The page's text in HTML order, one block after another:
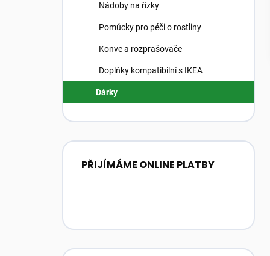
Nádoby na řízky
Pomůcky pro péči o rostliny
Konve a rozprašovače
Doplňky kompatibilní s IKEA
Dárky
PŘIJÍMÁME ONLINE PLATBY